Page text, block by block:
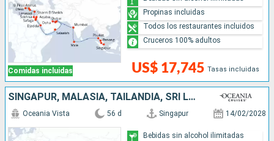
Comidas incluidas US$ 17,745 Tasas incluidas
Propinas incluidas
Todos los restaurantes incluidos
Cruceros 100% adultos
SINGAPUR, MALASIA, TAILANDIA, SRI LANKA, INDIA, EMIRATOS ÁRABES UNIDOS, OMAN, ARABIA SAUDÍ, JORDANIA, EGIPTO, TURQUÍA, GRECIA, MONTENEGRO, CROACIA, MALTA, ITALIA
Oceania Vista 56 d Singapur 14/02/2028
Bebidas sin alcohol ilimitadas